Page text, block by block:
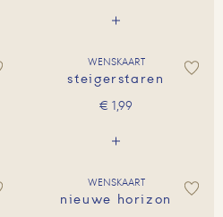
WENSKAART
steigerstaren
€ 1,99
WENSKAART
nieuwe horizon